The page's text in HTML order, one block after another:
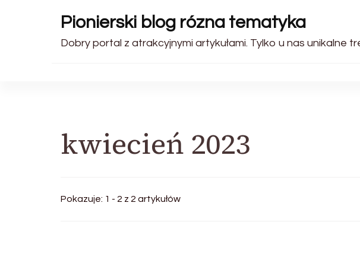
Pionierski blog rózna tematyka
Dobry portal z atrakcyjnymi artykułami. Tylko u nas unikalne
kwiecień 2023
Pokazuje: 1 - 2 z 2 artykułów